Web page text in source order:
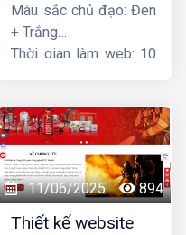
Màu sắc chủ đạo: Đen
+ Trắng
Thời gian làm web: 10
11/06/2025 894
Thiết kế website